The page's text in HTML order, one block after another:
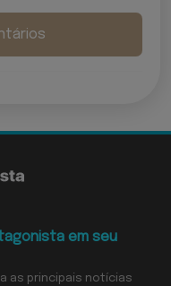
em seu
as principais notícias